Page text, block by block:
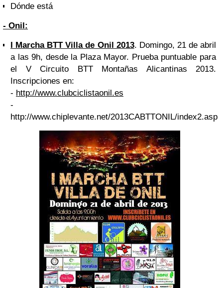
Dónde está
- Onil:
I Marcha BTT Villa de Onil 2013. Domingo, 21 de abril
a las 9h, desde la Plaza Mayor. Prueba puntuable para
el V Circuito BTT Montañas Alicantinas 2013.
Inscripciones en:
- http://www.clubciclistaonil.es
-
http://www.chiplevante.net/2013CABTTONIL/index2.asp